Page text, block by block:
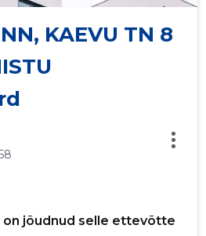
KAEVU TN 8
on jõudnud selle ettevõtte